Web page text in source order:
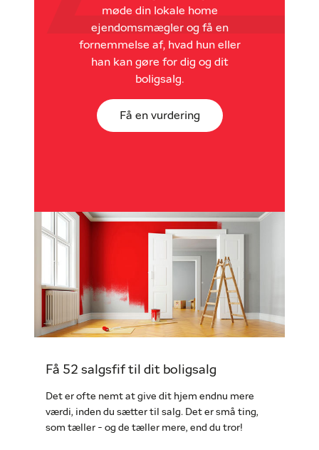
møde din lokale home
ejendomsmægler og få en
fornemmelse af, hvad hun eller
han kan gøre for dig og dit
boligsalg.
Få en vurdering
Få 52 salgsfif til dit boligsalg
Det er ofte nemt at give dit hjem endnu mere
værdi, inden du sætter til salg. Det er små ting,
som tæller - og de tæller mere, end du tror!